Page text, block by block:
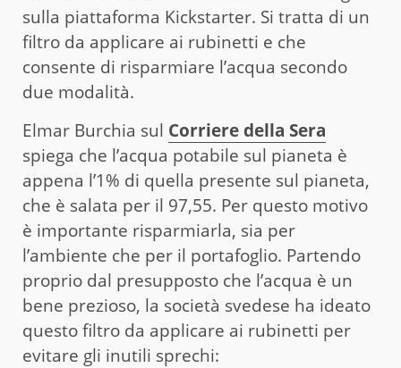
sulla piattaforma Kickstarter. Si tratta di un
filtro da applicare ai rubinetti e che
consente di risparmiare l’acqua secondo
due modalità.
Elmar Burchia sul Corriere della Sera
spiega che l’acqua potabile sul pianeta è
appena l’1% di quella presente sul pianeta,
che è salata per il 97,55. Per questo motivo
è importante risparmiarla, sia per
l’ambiente che per il portafoglio. Partendo
proprio dal presupposto che l’acqua è un
bene prezioso, la società svedese ha ideato
questo filtro da applicare ai rubinetti per
evitare gli inutili sprechi: